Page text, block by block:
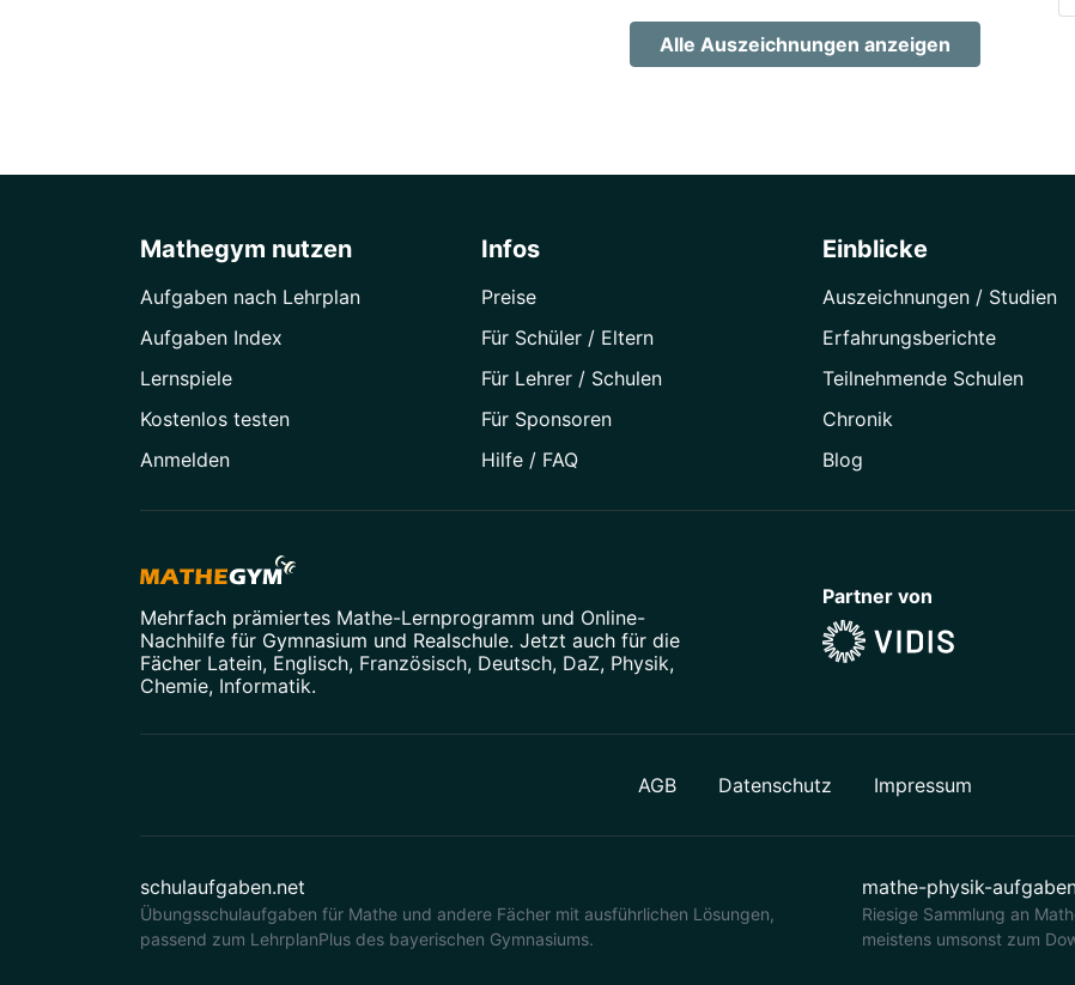
Alle Auszeichnungen anzeigen
Mathegym nutzen
Aufgaben nach Lehrplan
Aufgaben Index
Lernspiele
Kostenlos testen
Anmelden
Infos
Preise
Für Schüler / Eltern
Für Lehrer / Schulen
Für Sponsoren
Hilfe / FAQ
Einblicke
Auszeichnungen / Studien
Erfahrungsberichte
Teilnehmende Schulen
Chronik
Blog
Mehrfach prämiertes Mathe-Lernprogramm und Online-
Nachhilfe für Gymnasium und Realschule. Jetzt auch für die
Fächer Latein, Englisch, Französisch, Deutsch, DaZ, Physik,
Chemie, Informatik.
Partner von
AGB Datenschutz Impressum
schulaufgaben.net
Übungsschulaufgaben für Mathe und andere Fächer mit ausführlichen Lösungen,
passend zum LehrplanPlus des bayerischen Gymnasiums.
mathe-physik-
Riesige Sammlung an
meistens umsonst zum